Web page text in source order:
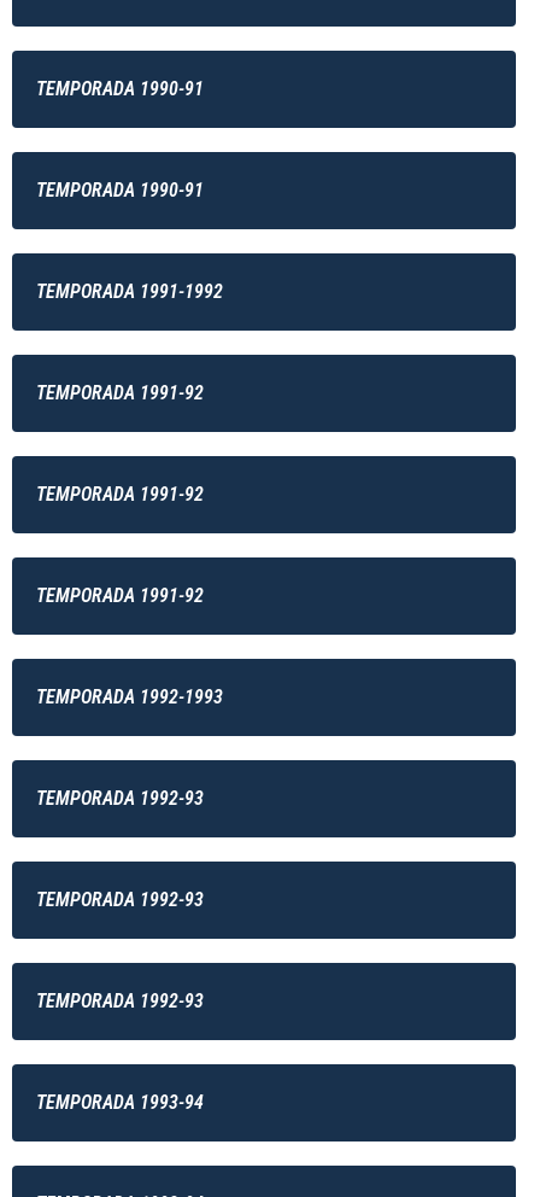
TEMPORADA 1990-91
TEMPORADA 1990-91
TEMPORADA 1991-1992
TEMPORADA 1991-92
TEMPORADA 1991-92
TEMPORADA 1991-92
TEMPORADA 1992-1993
TEMPORADA 1992-93
TEMPORADA 1992-93
TEMPORADA 1992-93
TEMPORADA 1993-94